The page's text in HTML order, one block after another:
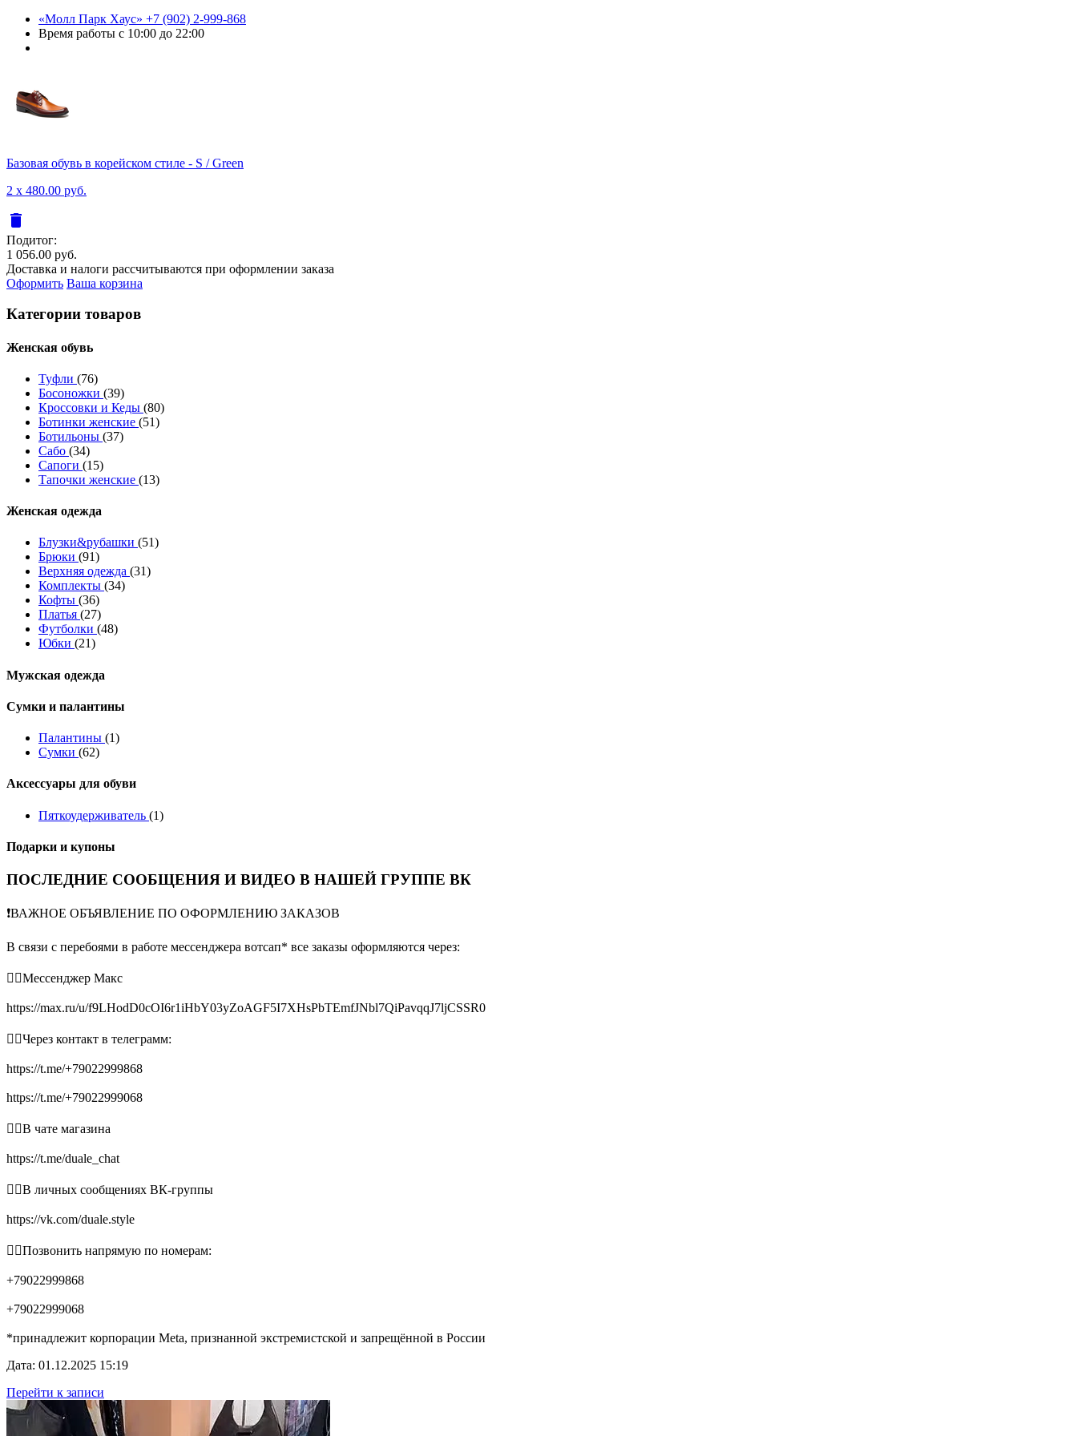
«Молл Парк Хаус» +7 (902) 2-999-868
Время работы с 10:00 до 22:00
Базовая обувь в корейском стиле - S / Green
2 x 480.00 руб.
delete
Подитог:
1 056.00 руб.
Доставка и налоги рассчитываются при оформлении заказа
Оформить Ваша корзина
Категории товаров
Женcкая обувь
Туфли (76)
Босоножки (39)
Кроссовки и Кеды (80)
Ботинки женские (51)
Ботильоны (37)
Сабо (34)
Сапоги (15)
Тапочки женские (13)
Женская одежда
Блузки&рубашки (51)
Брюки (91)
Верхняя одежда (31)
Комплекты (34)
Кофты (36)
Платья (27)
Футболки (48)
Юбки (21)
Мужская одежда
Сумки и палантины
Палантины (1)
Сумки (62)
Аксессуары для обуви
Пяткоудерживатель (1)
Подарки и купоны
ПОСЛЕДНИЕ СООБЩЕНИЯ И ВИДЕО В НАШЕЙ ГРУППЕ ВК
❗️ВАЖНОЕ ОБЪЯВЛЕНИЕ ПО ОФОРМЛЕНИЮ ЗАКАЗОВ
В связи с перебоями в работе мессенджера вотсап* все заказы оформляются через:
👉🏻Мессенджер Макс
https://max.ru/u/f9LHodD0cOI6r1iHbY03yZoAGF5I7XHsPbTEmfJNbl7QiPavqqJ7ljCSSR0
👉🏻Через контакт в телеграмм:
https://t.me/+79022999868
https://t.me/+79022999068
👉🏻В чате магазина
https://t.me/duale_chat
👉🏻В личных сообщениях ВК-группы
https://vk.com/duale.style
👉🏻Позвонить напрямую по номерам:
+79022999868
+79022999068
*принадлежит корпорации Meta, признанной экстремистской и запрещённой в России
Дата: 01.12.2025 15:19
Перейти к записи